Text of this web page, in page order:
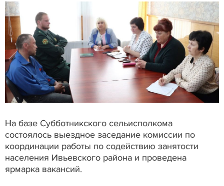
На базе Субботникского сельисполкома
состоялось выездное заседание комиссии по
координации работы по содействию занятости
населения Ивьевского района и проведена
ярмарка вакансий.